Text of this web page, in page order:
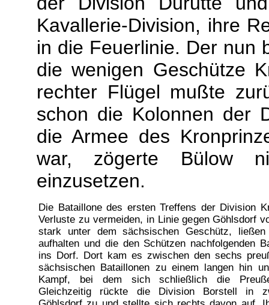
Kavallerie-Division, ihre
in die Feuerlinie. Der nun
die wenigen Geschütze
rechter Flügel mußte
schon die Kolonnen der
die Armee des
war, zögerte Bülow
einzusetzen.
Die Bataillone des ersten Treffens der Division
Verluste zu vermeiden, in Linie gegen Göhlsdorf
stark unter dem sächsischen Geschütz,
aufhalten und die den Schützen nachfolgenden
ins Dorf. Dort kam es zwischen den sechs
sächsischen Bataillonen zu einem langen hin
Kampf, bei dem sich schließlich die
Gleichzeitig rückte die Division Borstell in